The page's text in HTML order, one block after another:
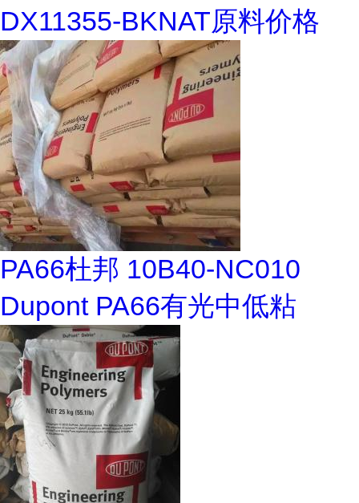
DX11355-BKNAT原料价格
PA66杜邦 10B40-NC010
Dupont PA66有光中低粘